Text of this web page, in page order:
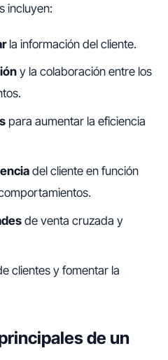
incluyen:
la información del cliente.
y la colaboración entre los
para aumentar la eficiencia
del cliente en función
de venta cruzada y
clientes y fomentar la
de un